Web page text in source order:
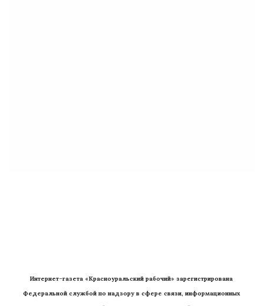
Интернет-газета «Красноуральский рабочий» зарегистрирована
Федеральной службой по надзору в сфере связи, информационных